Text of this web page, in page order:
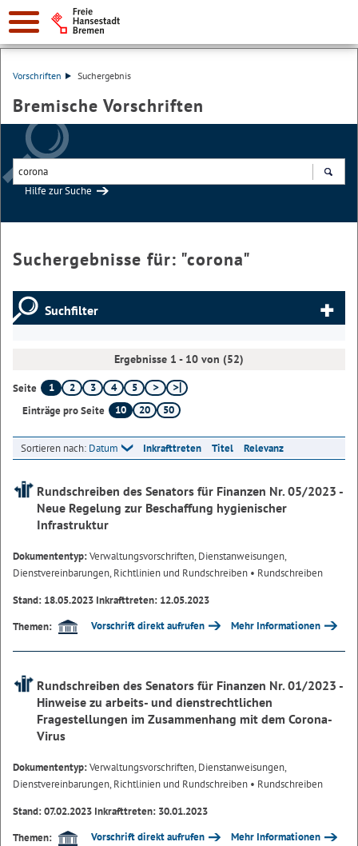
Vorschriften Suchergebnis
Bremische Vorschriften
Hilfe zur Suche
Suchergebnisse für: "corona"
Suchfilter
Ergebnisse 1 - 10 von (52)
Seite 1 2 3 4
5
Einträge pro Seite
10 20 50
Sortieren nach: Datum Inkrafttreten Titel Relevanz
Rundschreiben des Senators für Finanzen Nr. 05/2023 -
Neue Regelung zur Beschaffung hygienischer
Infrastruktur
Dokumententyp:Verwaltungsvorschriften, Dienstanweisungen,
Dienstvereinbarungen, Richtlinien und Rundschreiben • Rundschreiben
Stand: 18.05.2023 Inkrafttreten: 12.05.2023
Themen:
Vorschrift direkt aufrufen Mehr Informationen
Rundschreiben des Senators für Finanzen Nr. 01/2023 -
Hinweise zu arbeits- und dienstrechtlichen
Fragestellungen im Zusammenhang mit dem Corona-
Virus
Dokumententyp:Verwaltungsvorschriften, Dienstanweisungen,
Dienstvereinbarungen, Richtlinien und Rundschreiben • Rundschreiben
Stand: 07.02.2023 Inkrafttreten: 30.01.2023
Themen:
Vorschrift direkt aufrufen Mehr Informationen